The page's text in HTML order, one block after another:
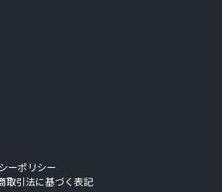
ーポリシー
取引法に基づく表記